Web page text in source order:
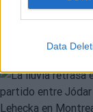
Data
Últimos